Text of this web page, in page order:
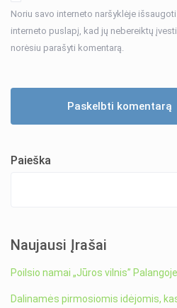
Noriu savo interneto naršyklėje
interneto puslapį, kad jų nebereiktų
norėsiu parašyti komentarą.
Paieška
Naujausi Įrašai
Poilsio namai „Jūros vilnis” Palangoje
Dalinamės pirmosiomis idėjomis,